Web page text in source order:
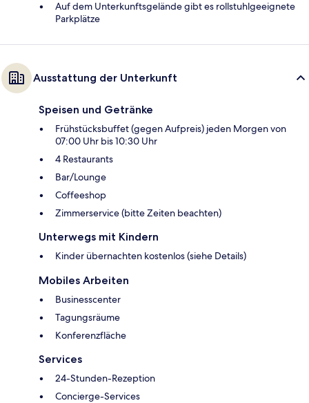
Auf dem Unterkunftsgelände gibt es rollstuhlgeeignete
Parkplätze
Ausstattung der Unterkunft
Speisen und Getränke
Frühstücksbuffet (gegen Aufpreis) jeden Morgen von
07:00 Uhr bis 10:30 Uhr
4 Restaurants
Bar/Lounge
Coffeeshop
Zimmerservice (bitte Zeiten beachten)
Unterwegs mit Kindern
Kinder übernachten kostenlos (siehe Details)
Mobiles Arbeiten
Businesscenter
Tagungsräume
Konferenzfläche
Services
24-Stunden-Rezeption
Concierge-Services